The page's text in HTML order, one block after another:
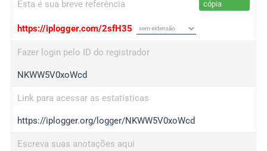
Esta é sua breve referência cópia
https://iplogger.com/2sfH35
Fazer login pelo ID do registrador
NKWW5V0xoWcd
Link para acessar as estatísticas
https://iplogger.org/logger/NKWW5V0xoWcd
Escreva suas anotações aqui